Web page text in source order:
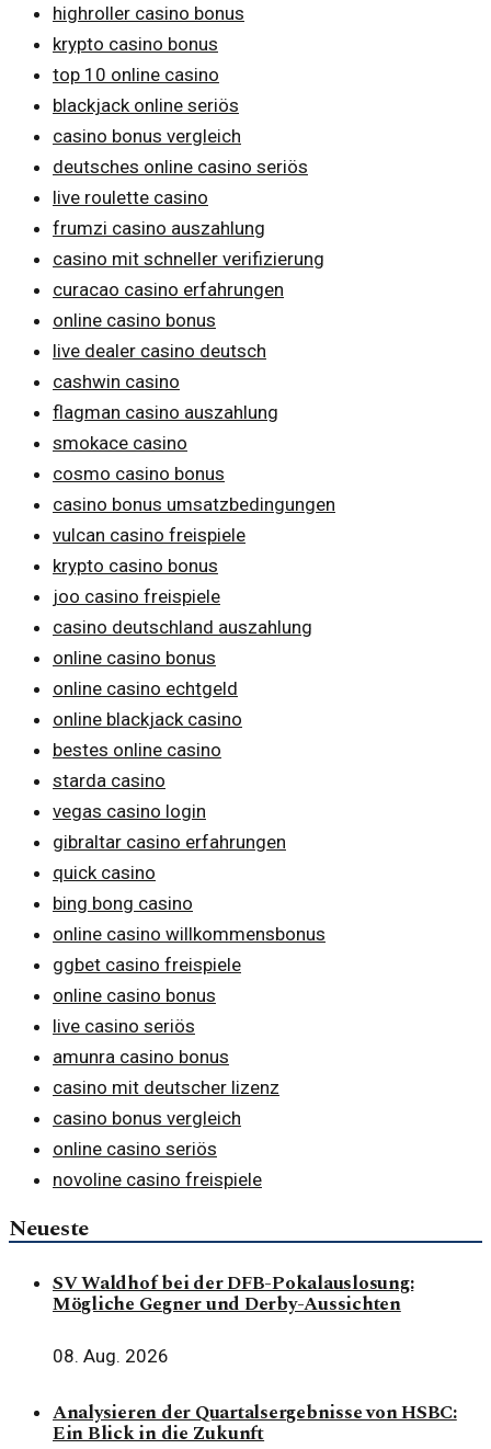
highroller casino bonus
krypto casino bonus
top 10 online casino
blackjack online seriös
casino bonus vergleich
deutsches online casino seriös
live roulette casino
frumzi casino auszahlung
casino mit schneller verifizierung
curacao casino erfahrungen
online casino bonus
live dealer casino deutsch
cashwin casino
flagman casino auszahlung
smokace casino
cosmo casino bonus
casino bonus umsatzbedingungen
vulcan casino freispiele
krypto casino bonus
joo casino freispiele
casino deutschland auszahlung
online casino bonus
online casino echtgeld
online blackjack casino
bestes online casino
starda casino
vegas casino login
gibraltar casino erfahrungen
quick casino
bing bong casino
online casino willkommensbonus
ggbet casino freispiele
online casino bonus
live casino seriös
amunra casino bonus
casino mit deutscher lizenz
casino bonus vergleich
online casino seriös
novoline casino freispiele
Neueste
SV Waldhof bei der DFB-Pokalauslosung:
Mögliche Gegner und Derby-Aussichten
08. Aug. 2026
Analysieren der Quartalsergebnisse von HSBC:
Ein Blick in die Zukunft